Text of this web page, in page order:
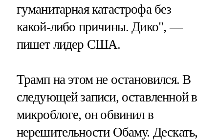
гуманитарная катастрофа без
какой-либо причины. Дико", —
пишет лидер США.
Трамп на этом не остановился. В
следующей записи, оставленной в
микроблоге, он обвинил в
нерешительности Обаму. Дескать,